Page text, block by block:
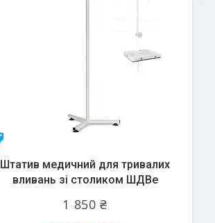
Штатив медичний для тривалих
вливань зі столиком ШДВе
1 850 ₴